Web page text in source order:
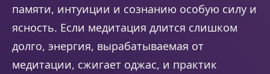
памяти, интуиции и сознанию особую силу и
ясность. Если медитация длится слишком
долго, энергия, вырабатываемая от
медитации, сжигает оджас, и практик